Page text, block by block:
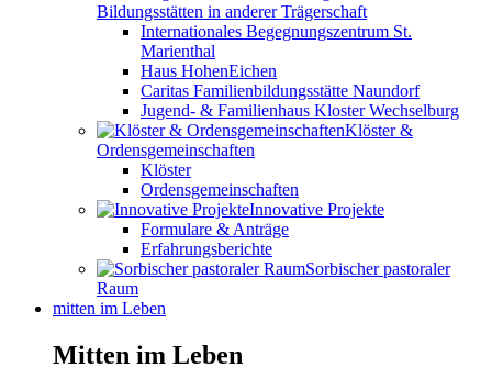
Bildungsstätten in anderer Trägerschaft
Internationales Begegnungszentrum St.
Marienthal
Haus HohenEichen
Caritas Familienbildungsstätte Naundorf
Jugend- & Familienhaus Kloster Wechselburg
Klöster &
Ordensgemeinschaften
Klöster
Ordensgemeinschaften
Innovative Projekte
Formulare & Anträge
Erfahrungsberichte
Sorbischer pastoraler
Raum
mitten im Leben
Mitten im Leben